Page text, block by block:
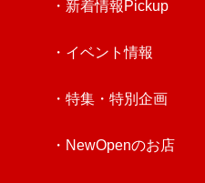
・新着情報Pickup
・イベント情報
・特集・特別企画
・NewOpenのお店